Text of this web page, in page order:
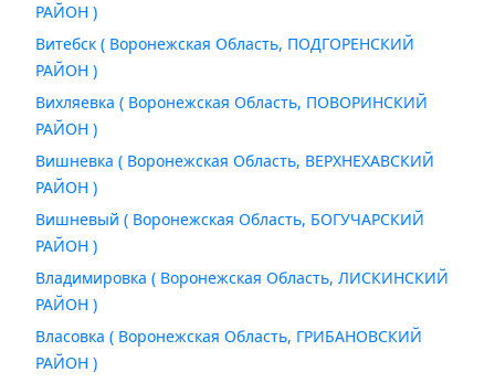
РАЙОН )
Витебск ( Воронежская Область, ПОДГОРЕНСКИЙ
РАЙОН )
Вихляевка ( Воронежская Область, ПОВОРИНСКИЙ
РАЙОН )
Вишневка ( Воронежская Область, ВЕРХНЕХАВСКИЙ
РАЙОН )
Вишневый ( Воронежская Область, БОГУЧАРСКИЙ
РАЙОН )
Владимировка ( Воронежская Область, ЛИСКИНСКИЙ
РАЙОН )
Власовка ( Воронежская Область, ГРИБАНОВСКИЙ
РАЙОН )